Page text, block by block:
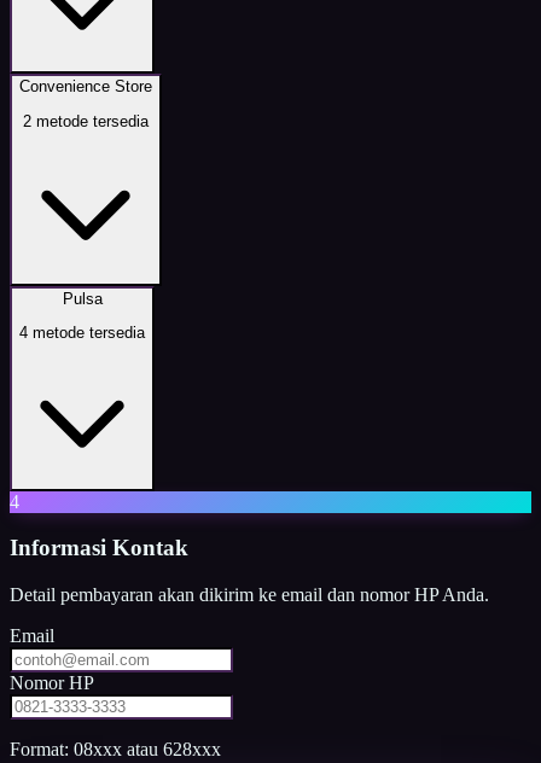
Convenience Store
2 metode tersedia
Pulsa
4 metode tersedia
4
Informasi Kontak
Detail pembayaran akan dikirim ke email dan nomor HP Anda.
Email
Nomor HP
Format: 08xxx atau 628xxx